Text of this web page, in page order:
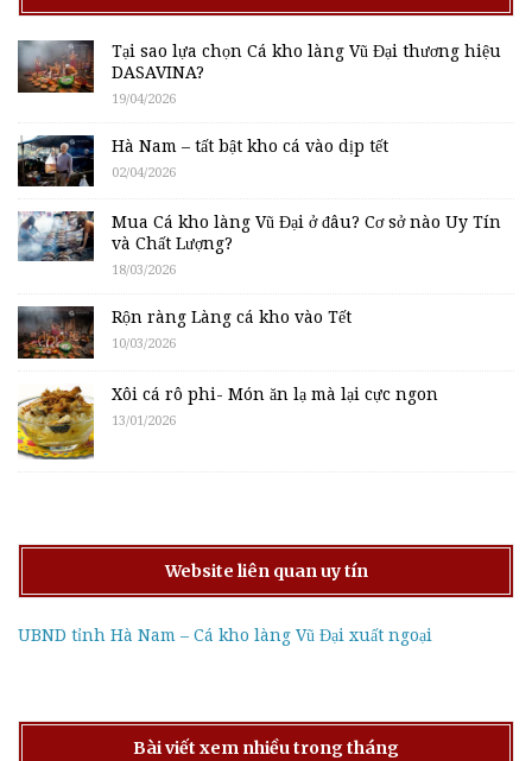
Tại sao lựa chọn Cá kho làng Vũ Đại thương hiệu
DASAVINA?
19/04/2026
Hà Nam – tất bật kho cá vào dịp tết
02/04/2026
Mua Cá kho làng Vũ Đại ở đâu? Cơ sở nào Uy Tín
và Chất Lượng?
18/03/2026
Rộn ràng Làng cá kho vào Tết
10/03/2026
Xôi cá rô phi- Món ăn lạ mà lại cực ngon
13/01/2026
Website liên quan uy tín
UBND tỉnh Hà Nam – Cá kho làng Vũ Đại xuất ngoại
Bài viết xem nhiều trong tháng